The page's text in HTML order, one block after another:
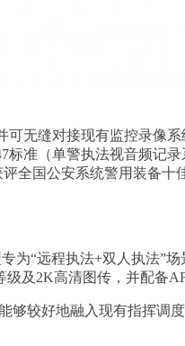
无缝对接现有监控录像
准（单警执法视音频记
全国公安系统警用装备
“远程执法+双人执法”
及2K高清图传，并配备
较好地融入现有指挥